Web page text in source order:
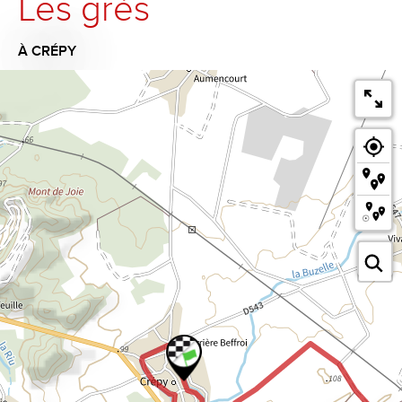
Les grès
À CRÉPY